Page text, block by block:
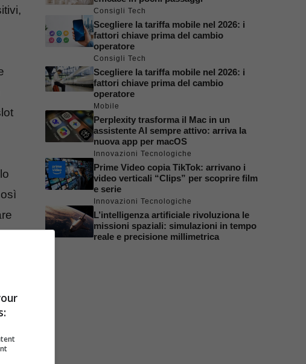
il
Consigli Tech
Scegliere la tariffa mobile nel 2026: i
fattori chiave prima del cambio
operatore
Consigli Tech
Scegliere la tariffa mobile nel 2026: i
fattori chiave prima del cambio
operatore
Mobile
Perplexity trasforma il Mac in un
assistente AI sempre attivo: arriva la
nuova app per macOS
Innovazioni Tecnologiche
Prime Video copia TikTok: arrivano i
video verticali “Clips” per scoprire film
e serie
Innovazioni Tecnologiche
L’intelligenza artificiale rivoluziona le
missioni spaziali: simulazioni in tempo
reale e precisione millimetrica